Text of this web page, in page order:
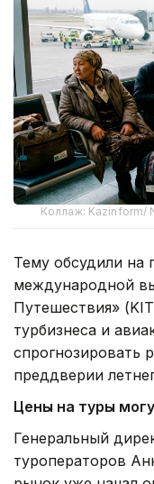
Коллаж: Kazinform/
Тему обсудили на
международной
Путешествия»
турбизнеса и
спрогнозировать
преддверии
Цены на туры
Генеральный
туроператоров